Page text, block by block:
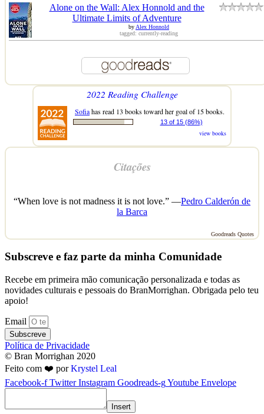
Alone on the Wall: Alex Honnold and the
Ultimate Limits of Adventure
by Alex Honnold
tagged: currently-reading
2022 Reading Challenge
Sofiahas read 13 books toward her goal of 15 books.
13 of 15 (86%)
view books
Citações
“When love is not madness it is not love.” —Pedro Calderón de
la Barca
Goodreads Quotes
Subscreve e faz parte da minha Comunidade
Recebe em primeira mão comunicação personalizada e todas as
novidades culturais e pessoais do BranMorrighan. Obrigada pelo teu
apoio!
Email
Subscreve
Política de Privacidade
© Bran Morrighan 2020
Feito com ❤️ porKrystel Leal
Facebook-f Twitter Instagram Goodreads-gYoutube Envelope
Insert